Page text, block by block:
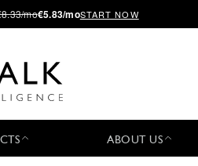
mo€5.83/moSTART NOW
ABOUT US